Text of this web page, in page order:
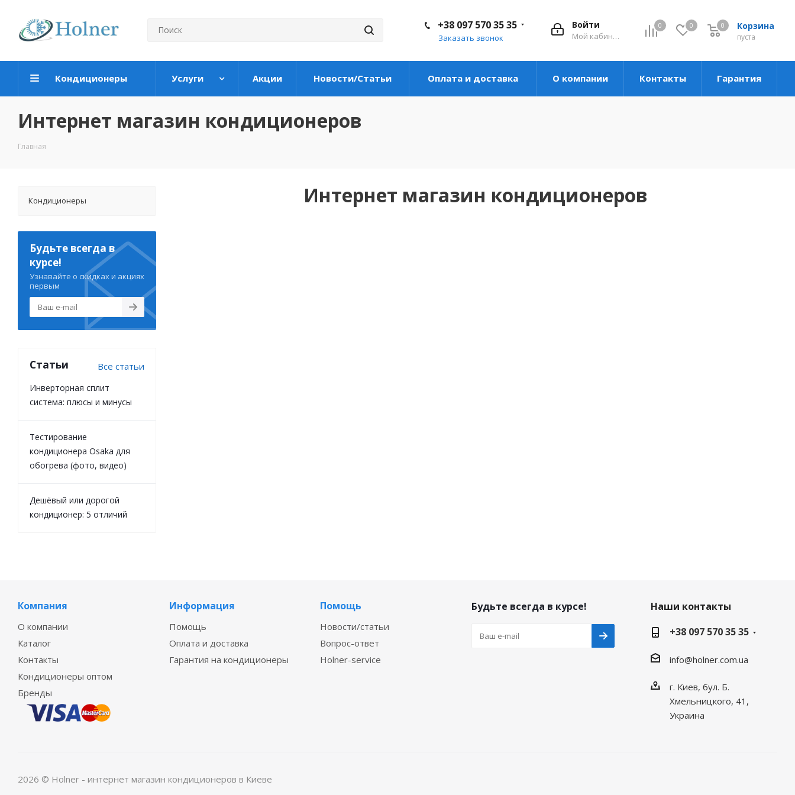
0 0 Корзина
пуста
0
Войти
Мой кабинет
+38 097 570 35 35
Заказать звонок
Кондиционеры Услуги Акции Новости/Статьи Оплата и доставка О компании Контакты Гарантия
Интернет магазин кондиционеров
Главная
Интернет магазин кондиционеров
Кондиционеры
Будьте всегда в
курсе!
Узнавайте о скидках и акциях
первым
Статьи Все статьи
Инверторная сплит
система: плюсы и минусы
Тестирование
кондиционера Osaka для
обогрева (фото, видео)
Дешёвый или дорогой
кондиционер: 5 отличий
Компания
О компании
Каталог
Контакты
Кондиционеры оптом
Бренды
Информация
Помощь
Оплата и доставка
Гарантия на кондиционеры
Помощь
Новости/статьи
Вопрос-ответ
Holner-service
Будьте всегда в курсе!
Наши контакты
+38 097 570 35 35
info@holner.com.ua
г. Киев, бул. Б.
Хмельницкого, 41,
Украина
2026 © Holner - интернет магазин кондиционеров в Киеве